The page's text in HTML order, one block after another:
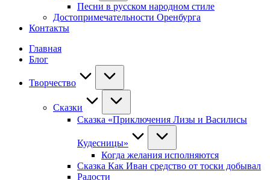
Песни в русском народном стиле
Достопримечательности Оренбурга
Контакты
Главная
Блог
Творчество
Сказки
Сказка «Приключения Лизы и Василисы
Кудесницы»
Когда желания исполняются
Сказка Как Иван средство от тоски добывал
Радости